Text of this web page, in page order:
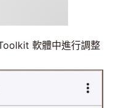
軟體中進行調整